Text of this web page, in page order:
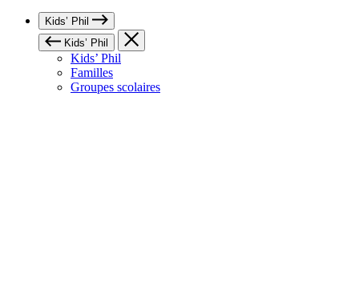
Kids’ Phil
Kids’ Phil
Kids’ Phil
Familles
Groupes scolaires